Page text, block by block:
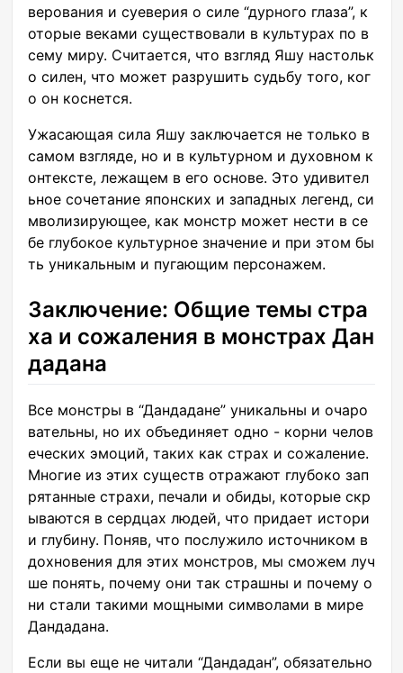
верования и суеверия о силе “дурного глаза”, к
оторые веками существовали в культурах по в
сему миру. Считается, что взгляд Яшу настольк
о силен, что может разрушить судьбу того, ког
о он коснется.
Ужасающая сила Яшу заключается не только в
самом взгляде, но и в культурном и духовном к
онтексте, лежащем в его основе. Это удивител
ьное сочетание японских и западных легенд, си
мволизирующее, как монстр может нести в се
бе глубокое культурное значение и при этом бы
ть уникальным и пугающим персонажем.
Заключение: Общие темы стра
ха и сожаления в монстрах Дан
дадана
Все монстры в “Дандадане” уникальны и очаро
вательны, но их объединяет одно - корни челов
еческих эмоций, таких как страх и сожаление.
Многие из этих существ отражают глубоко зап
рятанные страхи, печали и обиды, которые скр
ываются в сердцах людей, что придает истори
и глубину. Поняв, что послужило источником в
дохновения для этих монстров, мы сможем луч
ше понять, почему они так страшны и почему о
ни стали такими мощными символами в мире
Дандадана.
Если вы еще не читали “Дандадан”, обязательно